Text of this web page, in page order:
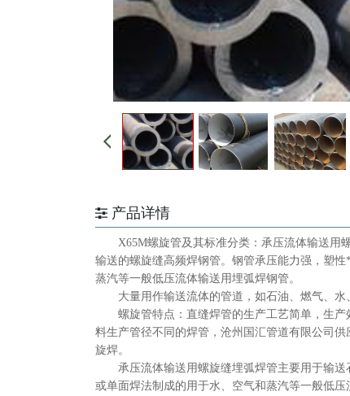
产品详情
X65M螺旋管及其标准分类：承压流体输送用
输送的螺旋缝高频焊钢管。钢管承压能力强，塑
蒸汽等一般低压流体输送用埋弧焊钢管。
大量用作输送流体的管道，如石油、燃气、
螺旋管特点：直缝焊管的生产工艺简单，生
料生产管径不同的焊管，沧州国汇管道有限公司
旋焊。
承压流体输送用螺旋缝埋弧焊管主要用于输
或单面焊法制成的用于水、空气和蒸汽等一般低压